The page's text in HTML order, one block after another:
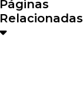
Páginas
Relacionadas